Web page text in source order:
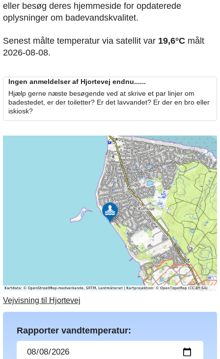
eller besøg deres hjemmeside for opdaterede
oplysninger om badevandskvalitet.
Senest målte temperatur via satellit var 19,6°C målt
2026-08-08.
Ingen anmeldelser af Hjortevej endnu......
Hjælp gerne næste besøgende ved at skrive et par linjer om
badestedet, er der toiletter? Er det lavvandet? Er der en bro eller
iskiosk?
Vejvisning til Hjortevej
Rapporter vandtemperatur: